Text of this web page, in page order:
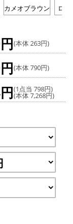
カメオブラウン ロ
(本体 263円)
(本体 790円)
(1点当 798円)
(本体 7,268円)